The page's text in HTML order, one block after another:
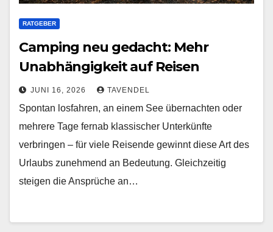
RATGEBER
Camping neu gedacht: Mehr
Unabhängigkeit auf Reisen
JUNI 16, 2026 TAVENDEL
Spontan losfahren, an einem See übernachten oder
mehrere Tage fernab klassischer Unterkünfte
verbringen – für viele Reisende gewinnt diese Art des
Urlaubs zunehmend an Bedeutung. Gleichzeitig
steigen die Ansprüche an…